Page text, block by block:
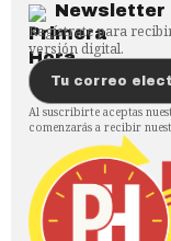
Newsletter
Regístrate para
versión digital.
Al suscribirte aceptas
comenzarás a recibir